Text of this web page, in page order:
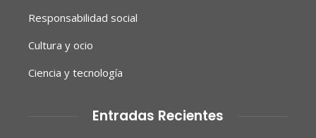
Responsabilidad social
Cultura y ocio
Ciencia y tecnología
Entradas Recientes